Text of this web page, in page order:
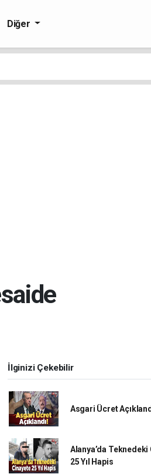
Diğer
İlginizi Çekebilir
Asgari Ücret
Alanya’da Teknedeki
25 Yıl Hapis